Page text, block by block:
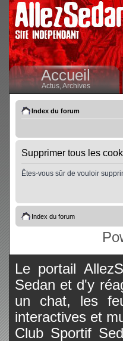
Accueil
Actus,Archives
Index du forum
Supprimer tous les
Êtes-vous sûr de vouloir
Index du forum
Le portail
Sedan et d'y
un chat, les
interactives et
Club Sportif